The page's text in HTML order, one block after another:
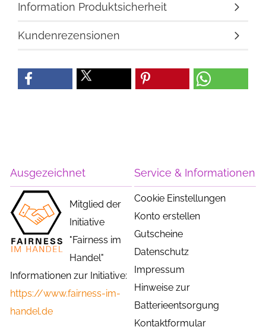
Information Produktsicherheit
Kundenrezensionen
Ausgezeichnet
Mitglied der
Initiative
"Fairness im
Handel"
Informationen zur Initiative:
https://www.fairness-im-
handel.de
Service & Informationen
Cookie Einstellungen
Konto erstellen
Gutscheine
Datenschutz
Impressum
Hinweise zur
Batterieentsorgung
Kontaktformular